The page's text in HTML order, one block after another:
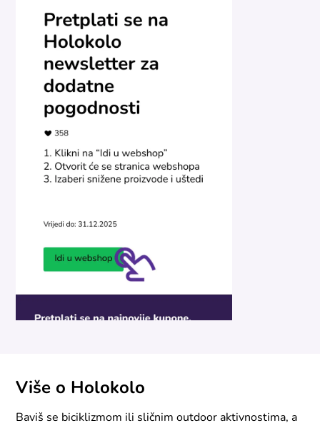
Više o Holokolo
Baviš se biciklizmom ili sličnim outdoor aktivnostima, a